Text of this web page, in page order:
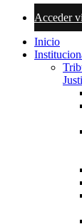
Acceder
Inicio